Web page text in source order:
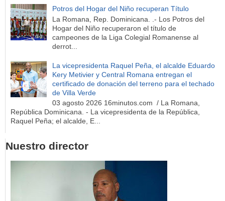
Potros del Hogar del Niño recuperan Título
La Romana, Rep. Dominicana. .- Los Potros del
Hogar del Niño recuperaron el título de
campeones de la Liga Colegial Romanense al
derrot...
La vicepresidenta Raquel Peña, el alcalde Eduardo
Kery Metivier y Central Romana entregan el
certificado de donación del terreno para el techado
de Villa Verde
03 agosto 2026 16minutos.com / La Romana,
República Dominicana. - La vicepresidenta de la República,
Raquel Peña; el alcalde, E...
Nuestro director